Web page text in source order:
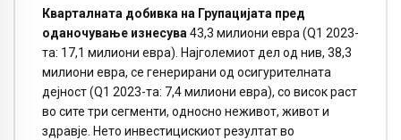
Кварталната добивка на Групацијата пред
оданочување изнесува43,3 милиони евра (Q1 2023-
та: 17,1 милиони евра). Најголемиот дел од нив, 38,3
милиони евра, се генерирани од осигурителната
дејност (Q1 2023-та: 7,4 милиони евра), со висок раст
во сите три сегменти, односно неживот, живот и
здравје. Нето инвестицискиот резултат во